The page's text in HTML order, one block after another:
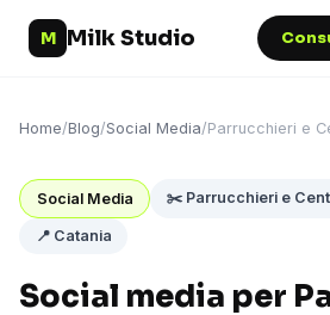
M Milk Studio
Home/Blog/Social Media/Parrucchieri e
Social Media ✂️ Parrucchieri e
📍 Catania
Social media per